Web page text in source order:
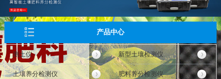
产品中心
测土仪 新型土壤检测仪
土壤养分检测仪 肥料养分检测仪